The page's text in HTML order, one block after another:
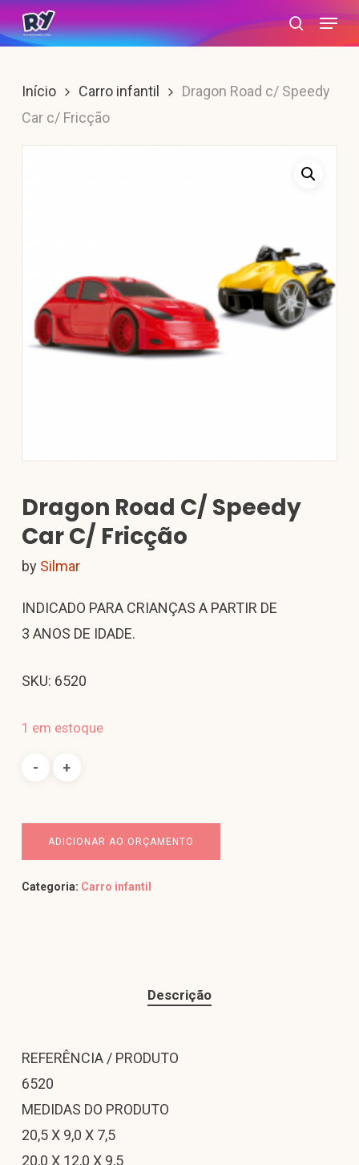
Skip
to
content
search
Menu
Início Carro infantil
Dragon Road c/ Speedy
Car c/ Fricção
Dragon Road C/ Speedy
Car C/ Fricção
by Silmar
INDICADO PARA CRIANÇAS A PARTIR DE
3 ANOS DE IDADE.
SKU: 6520
1 em estoque
ADICIONAR AO ORÇAMENTO
Categoria: Carro infantil
Descrição
REFERÊNCIA / PRODUTO
6520
MEDIDAS DO PRODUTO
20,5 X 9,0 X 7,5
20,0 X 12,0 X 9,5